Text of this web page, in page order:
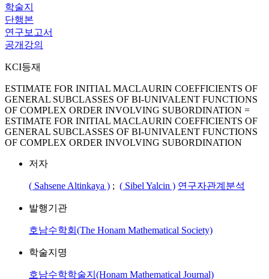
학술지
단행본
연구보고서
공개강의
KCI등재
ESTIMATE FOR INITIAL MACLAURIN COEFFICIENTS OF
GENERAL SUBCLASSES OF BI-UNIVALENT FUNCTIONS
OF COMPLEX ORDER INVOLVING SUBORDINATION =
ESTIMATE FOR INITIAL MACLAURIN COEFFICIENTS OF
GENERAL SUBCLASSES OF BI-UNIVALENT FUNCTIONS
OF COMPLEX ORDER INVOLVING SUBORDINATION
저자
( Sahsene Altinkaya ) ; ( Sibel Yalcin ) 연구자관계분석
발행기관
호남수학회(The Honam Mathematical Society)
학술지명
호남수학학술지(Honam Mathematical Journal)